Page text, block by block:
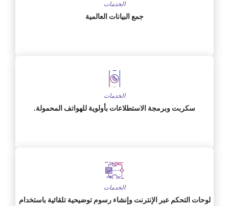
الخدمات
جمع البيانات العالمية
الخدمات
سكربت وبرمجة الاستطلاعات بأولوية للهواتف المحمولة.
الخدمات
لوحات التحكم عبر الإنترنت وإنشاء رسوم توضيحية تلقائية باستخدام